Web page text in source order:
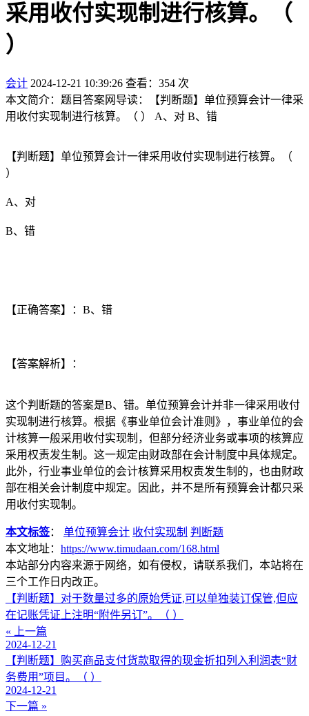
采用收付实现制进行核算。（
）
会计 2024-12-21 10:39:26 查看：354 次
本文简介：题目答案网导读：【判断题】单位预算会计一律采
用收付实现制进行核算。（ ） A、对 B、错
【判断题】单位预算会计一律采用收付实现制进行核算。（
）
A、对
B、错
【正确答案】：B、错
【答案解析】：
这个判断题的答案是B、错。单位预算会计并非一律采用收付
实现制进行核算。根据《事业单位会计准则》，事业单位的会
计核算一般采用收付实现制，但部分经济业务或事项的核算应
采用权责发生制。这一规定由财政部在会计制度中具体规定。
此外，行业事业单位的会计核算采用权责发生制的，也由财政
部在相关会计制度中规定。因此，并不是所有预算会计都只采
用收付实现制。
本文标签： 单位预算会计 收付实现制 判断题
本文地址： https://www.timudaan.com/168.html
本站部分内容来源于网络，如有侵权，请联系我们，本站将在
三个工作日内改正。
【判断题】对于数量过多的原始凭证,可以单独装订保管,但应
在记账凭证上注明“附件另订”。（ ）
« 上一篇
2024-12-21
【判断题】购买商品支付货款取得的现金折扣列入利润表“财
务费用”项目。（ ）
2024-12-21
下一篇 »